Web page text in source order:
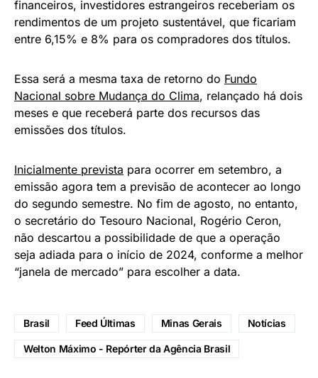
financeiros, investidores estrangeiros receberiam os
rendimentos de um projeto sustentável, que ficariam
entre 6,15% e 8% para os compradores dos títulos.
Essa será a mesma taxa de retorno do Fundo
Nacional sobre Mudança do Clima, relançado há dois
meses e que receberá parte dos recursos das
emissões dos títulos.
Inicialmente prevista para ocorrer em setembro, a
emissão agora tem a previsão de acontecer ao longo
do segundo semestre. No fim de agosto, no entanto,
o secretário do Tesouro Nacional, Rogério Ceron,
não descartou a possibilidade de que a operação
seja adiada para o início de 2024, conforme a melhor
“janela de mercado” para escolher a data.
Brasil Feed Últimas Minas Gerais Notícias
Welton Máximo - Repórter da Agência Brasil